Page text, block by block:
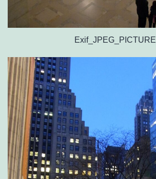
Exif_JPEG_PICTURE